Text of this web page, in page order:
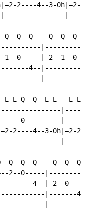
2----4--3-0h|=2-
Q  Q    Q  Q  Q  Q
1--0-----|-2--1--
4--|----------
E E Q  Q  E E   E E
0---------|-----
2----4--3-0h|=2-
Q  Q  Q    Q  Q  Q
2--0-----
4--|-2--
|-------